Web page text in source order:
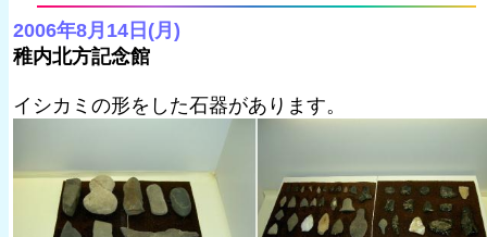
2006年8月14日(月)
稚内北方記念館
イシカミの形をした石器があります。